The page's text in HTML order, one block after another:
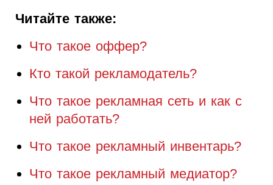
Читайте также:
Что такое оффер?
Кто такой рекламодатель?
Что такое рекламная сеть и как с
ней работать?
Что такое рекламный инвентарь?
Что такое рекламный медиатор?